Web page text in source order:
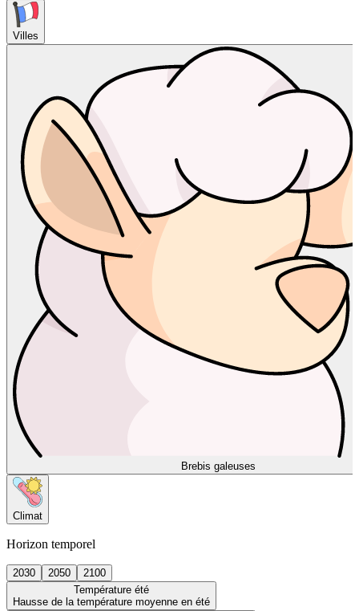
Villes
Brebis galeuses
Climat
Horizon temporel
2030 2050
2100
Température été
Hausse de la température moyenne en été